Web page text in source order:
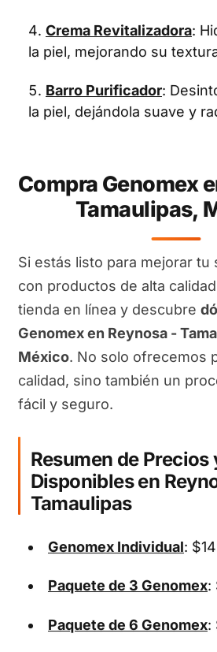
Crema Revitalizadora:
la piel, mejorando su
Barro Purificador:
la piel, dejándola suave y
Compra Genomex
Tamaulipas,
Si estás listo para mejorar tu
con productos de alta
tienda en línea y descubre
Genomex en Reynosa -
México. No solo ofrecemos
calidad, sino también un
fácil y seguro.
Resumen de Precios
Disponibles en
Tamaulipas
Genomex Individual:
Paquete de 3 Genomex:
Paquete de 6 Genomex: